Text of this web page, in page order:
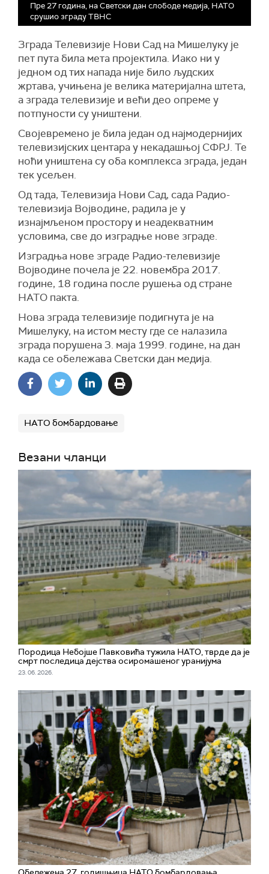
Пре 27 година, на Светски дан слободе медија, НАТО
срушио зграду ТВНС
Зграда Телевизије Нови Сад на Мишелуку је
пет пута била мета пројектила. Иако ни у
једном од тих напада није било људских
жртава, учињена је велика материјална штета,
а зграда телевизије и већи део опреме у
потпуности су уништени.
Својевремено је била један од најмодернијих
телевизијских центара у некадашњој СФРЈ. Те
ноћи уништена су оба комплекса зграда, један
тек усељен.
Од тада, Телевизија Нови Сад, сада Радио-
телевизија Војводине, радила је у
изнајмљеном простору и неадекватним
условима, све до изградње нове зграде.
Изградња нове зграде Радио-телевизије
Војводине почела је 22. новембра 2017.
године, 18 година после рушења од стране
НАТО пакта.
Нова зграда телевизије подигнута је на
Мишелуку, на истом месту где се налазила
зграда порушена 3. маја 1999. године, на дан
када се обележава Светски дан медија.
НАТО бомбардовање
Везани чланци
Породица Небојше Павковића тужила НАТО, тврде да је
смрт последица дејства осиромашеног уранијума
23. 06. 2026.